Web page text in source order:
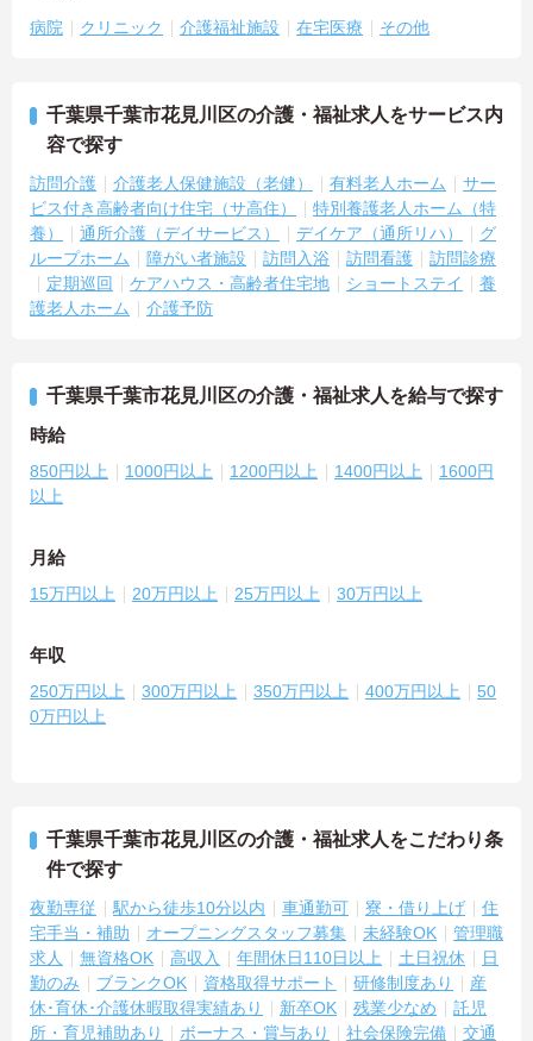
病院 クリニック 介護福祉施設 在宅医療 その他
千葉県千葉市花見川区の介護・福祉求人をサービス内
容で探す
訪問介護 介護老人保健施設（老健） 有料老人ホーム
サー
ビス付き高齢者向け住宅（サ高住）
特別養護老人ホーム（特
養）
通所介護（デイサービス） デイケア（通所リハ）
グ
ループホーム
障がい者施設 訪問入浴 訪問看護
訪問診療
定期巡回
ケアハウス・高齢者住宅地 ショートステイ
養
護老人ホーム
介護予防
千葉県千葉市花見川区の介護・福祉求人を給与で探す
時給
850円以上 1000円以上 1200円以上 1400円以上
1600円
以上
月給
15万円以上 20万円以上 25万円以上 30万円以上
年収
250万円以上 300万円以上 350万円以上 400万円以上
50
0万円以上
千葉県千葉市花見川区の介護・福祉求人をこだわり条
件で探す
夜勤専従 駅から徒歩10分以内 車通勤可 寮・借り上げ
住
宅手当・補助
オープニングスタッフ募集 未経験OK
管理職
求人
無資格OK 高収入 年間休日110日以上 土日祝休
日
勤のみ
ブランクOK 資格取得サポート 研修制度あり
産
休･育休･介護休暇取得実績あり
新卒OK 残業少なめ
託児
所・育児補助あり
ボーナス・賞与あり 社会保険完備
交通